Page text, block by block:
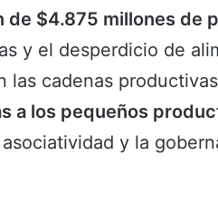
de $4.875 millones de
y el desperdicio de
las cadenas
a los pequeños
y la